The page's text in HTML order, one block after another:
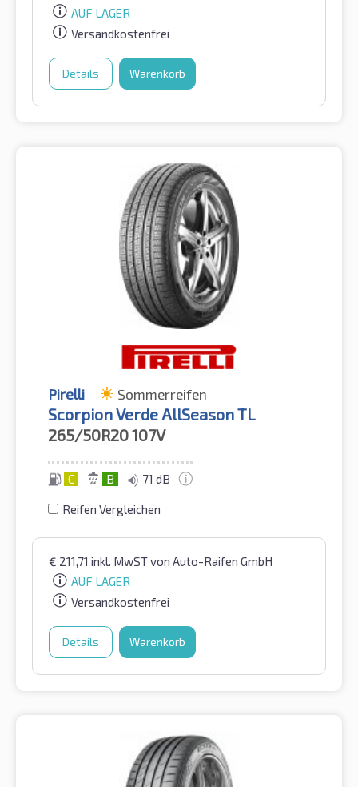
AUF LAGER
Versandkostenfrei
Details Warenkorb
Pirelli Sommerreifen
Scorpion Verde AllSeason TL
265/50R20107V
C B 71 dB
Reifen Vergleichen
€ 211,71 inkl. MwSTvon Auto-Raifen GmbH
AUF LAGER
Versandkostenfrei
Details Warenkorb